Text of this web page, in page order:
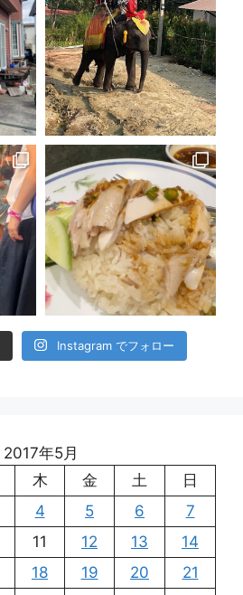
Instagram でフォロー
2017年5月
木 金 土
日
4 5 6
7
11 12 13
14
18 19 20
21